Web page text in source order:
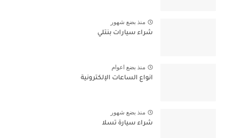
منذ بضع شهور
شراء سيارات بنتلي
منذ بضع اعوام
انواع الساعات الإلكترونية
منذ بضع شهور
شراء سيارة تسلا